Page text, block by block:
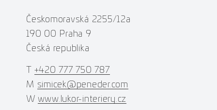
Českomoravská 2255/12a
190 00 Praha 9
Česká republika
+420 777 750 787
M simicek@peneder.com
W www.lukor-interiery.cz